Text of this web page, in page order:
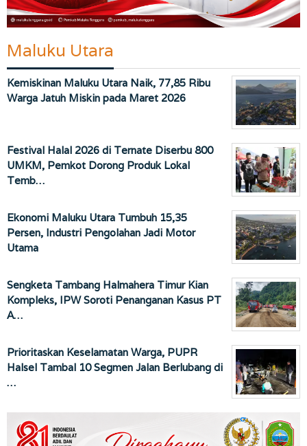
Maluku Utara
Kemiskinan Maluku Utara Naik, 77,85 Ribu
Warga Jatuh Miskin pada Maret 2026
Festival Halal 2026 di Ternate Diserbu 800
UMKM, Pemkot Dorong Produk Lokal
Temb…
Ekonomi Maluku Utara Tumbuh 15,35
Persen, Industri Pengolahan Jadi Motor
Utama
Sengketa Tambang Halmahera Timur Kian
Kompleks, IPW Soroti Penanganan Kasus PT
A…
Prioritaskan Keselamatan Warga, PUPR
Halsel Tambal 10 Segmen Jalan Berlubang di
…